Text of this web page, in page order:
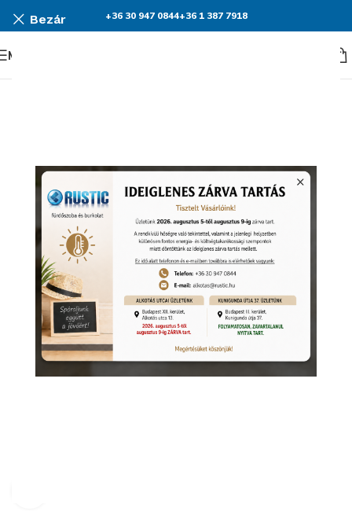
Bezár +36 30 947 0844+36 1 387 7918
Menü